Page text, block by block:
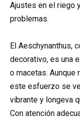
Ajustes en el riego
problemas.
El Aeschynanthus,
decorativo, es una
o macetas.
este esfuerzo se
vibrante y longeva
Con atención